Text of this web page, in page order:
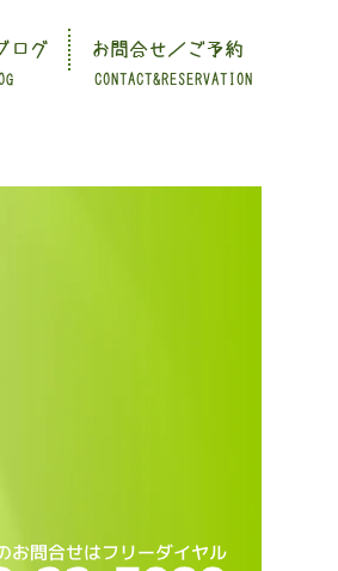
CONTACT&RESERVATION
ログ お問合せ／ご予約